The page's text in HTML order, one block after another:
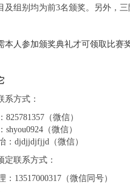
及组别均为前3名颁奖。另外，
本人参加颁奖典礼才可领取比赛
方式：
（微信）
（微信）
djdjjdjfjjd（微信）
联系方式：
13517000317（微信同号）